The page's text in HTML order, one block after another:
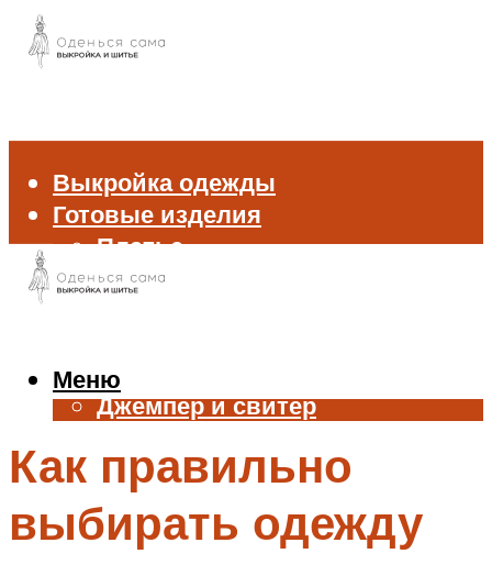
Выкройка одежды
Готовые изделия
Платье
Брюки
Жилет
Джемпер и свитер
Аксессуары
Меню
Меню
Как правильно
выбирать одежду